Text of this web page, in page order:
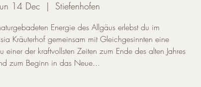
14 Dec
  |
Stiefenhofen
Energie des Allgäus erlebst du im
Kräuterhof gemeinsam mit Gleichgesinnten eine
einer der kraftvollsten Zeiten zum Ende des alten Jahres
zum Beginn in das Neue...